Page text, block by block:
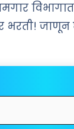
भरती! जाणून